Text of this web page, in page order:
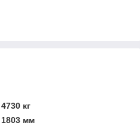
4730 кг
1803 мм